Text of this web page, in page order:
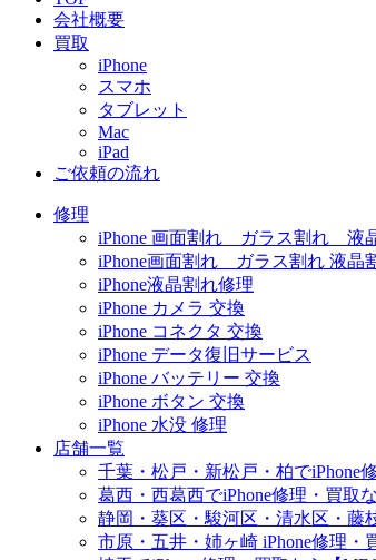
会社概要
買取
iPhone
スマホ
タブレット
Mac
iPad
ご依頼の流れ
修理
iPhone 画面割れ ガラス割れ 液
iPhone画面割れ ガラス割れ 液晶
iPhone液晶割れ修理
iPhone カメラ 交換
iPhone コネクタ 交換
iPhone データ復旧サービス
iPhone バッテリー 交換
iPhone ボタン 交換
iPhone 水没 修理
店舗一覧
千葉・松戸・新松戸・柏でiPhone
葛西・西葛西でiPhone修理・買取
静岡・葵区・駿河区・清水区・藤
市原・五井・姉ヶ崎 iPhone修理・